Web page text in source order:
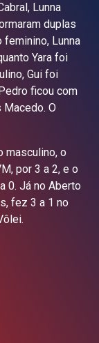
Lunna
duplas
Lunna
Yara foi
Gui foi
ficou com
Macedo. O
masculino, o
por 3 a 2, e o
0. Já no Aberto
fez 3 a 1 no